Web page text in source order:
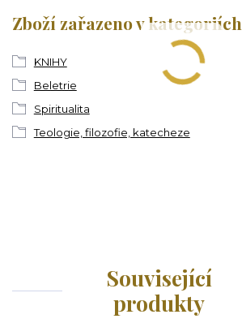
Zboží zařazeno v kategoriích
KNIHY
Beletrie
Spiritualita
Teologie, filozofie, katecheze
Související
produkty